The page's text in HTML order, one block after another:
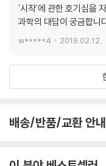
아무것도 없던 시공간에서
나기까지, 이 책은 우주가
해 이야기해주는 위베르
학자로 레지옹 도뇌르 훈장
의 상상의 한계를 뛰어넘는
로 보이는지 등 우주의 비
'시작'에 관한 호기심을
과학의 대답이 궁금합니
w*****4 2019.02.12.
배송/반품/교환 안내